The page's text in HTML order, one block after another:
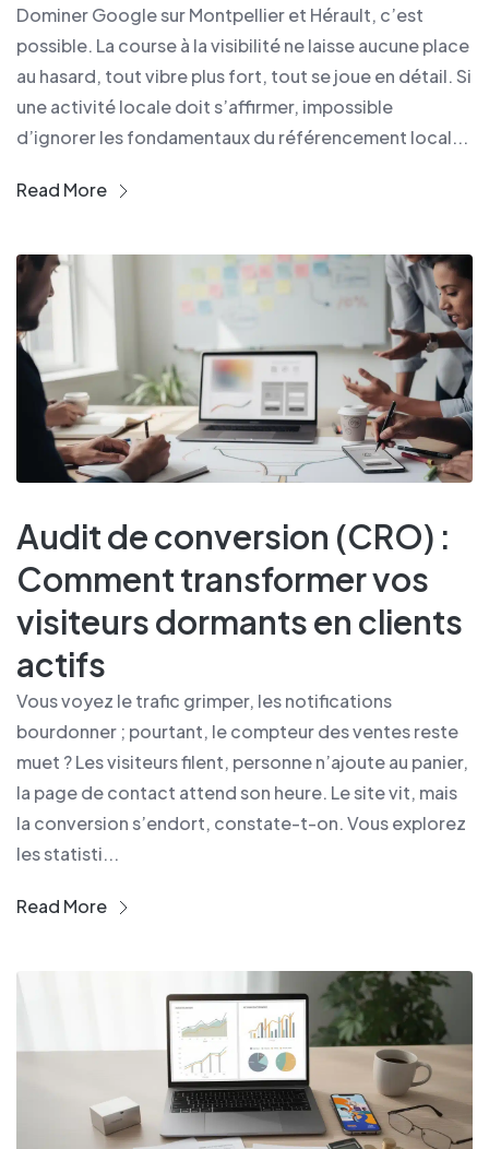
Dominer Google sur Montpellier et Hérault, c’est
possible. La course à la visibilité ne laisse aucune place
au hasard, tout vibre plus fort, tout se joue en détail. Si
une activité locale doit s’affirmer, impossible
d’ignorer les fondamentaux du référencement local...
Read More
Audit de conversion (CRO) :
Comment transformer vos
visiteurs dormants en clients
actifs
Vous voyez le trafic grimper, les notifications
bourdonner ; pourtant, le compteur des ventes reste
muet ? Les visiteurs filent, personne n’ajoute au panier,
la page de contact attend son heure. Le site vit, mais
la conversion s’endort, constate-t-on. Vous explorez
les statisti...
Read More